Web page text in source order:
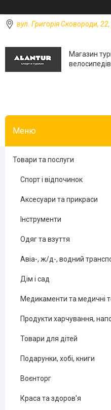
вул. Григорія Сковороди, 22,
Магазин
велосипедів
Товари та послуги
Спорт і відпочинок
Аксесуари та прикраси
Інструменти
Одяг та взуття
Авіа-, ж/д-, водний
Дім і сад
Медикаменти та медичні
Продукти харчування,
Товари для дітей
Подарунки, хобі, книги
Воєнторг
Краса та здоров'я